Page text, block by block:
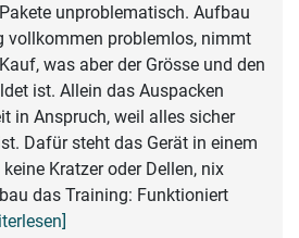
unproblematisch. Aufbau
vollkommen problemlos, nimmt
was aber der Grösse und den
ist. Allein das Auspacken
in Anspruch, weil alles sicher
Dafür steht das Gerät in einem
Kratzer oder Dellen, nix
das Training: Funktioniert